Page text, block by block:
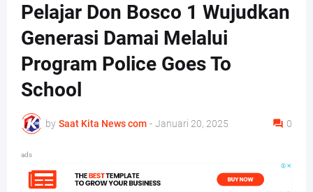
Pelajar Don Bosco 1 Wujudkan
Generasi Damai Melalui
Program Police Goes To
School
by Saat Kita News com - Januari 20, 2025 0
ads